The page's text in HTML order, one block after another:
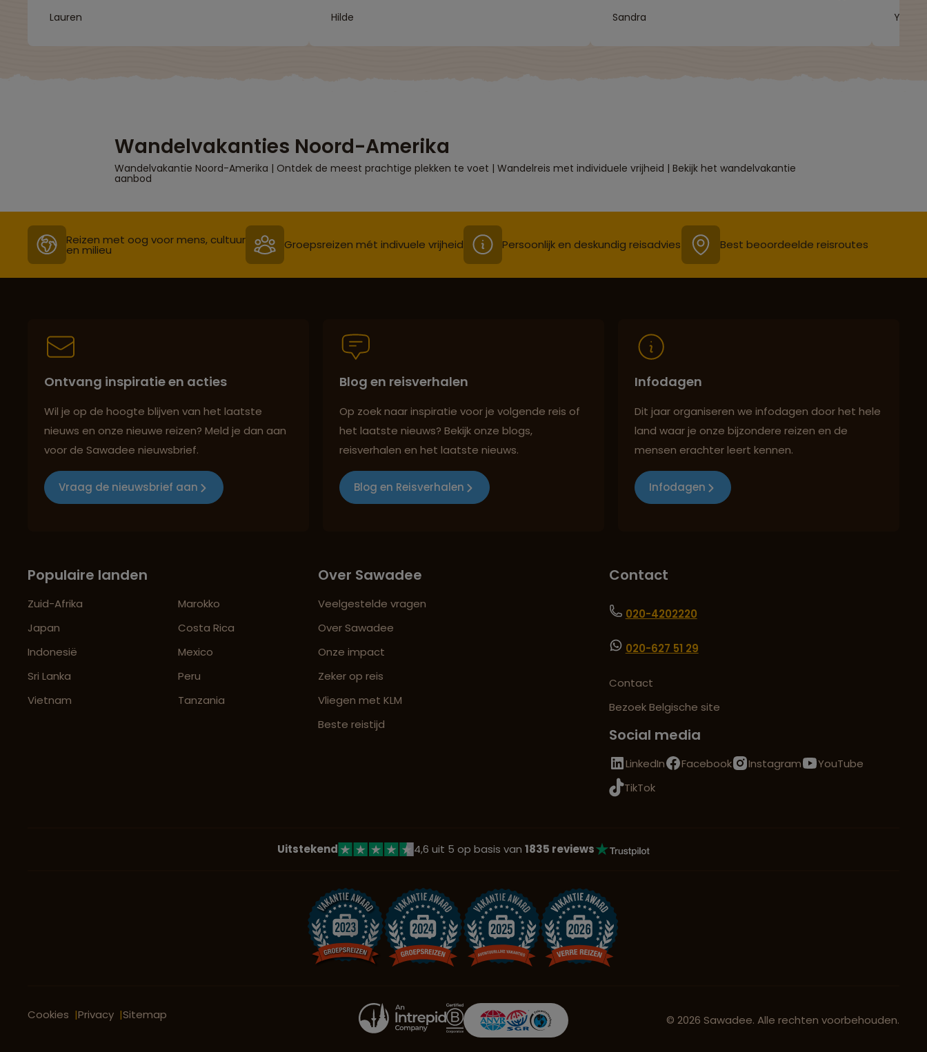
Lauren Hilde
(tuinen, straatjes, haven, eten en drinken)."
Sandra
Wandelvakanties Noord-Amerika
Wandelvakantie Noord-Amerika | Ontdek de meest prachtige plekken te voet | Wandelreis met individuele vrijheid | Bekijk het wandelvakantie
aanbod
Reizen met oog voor mens, cultuur
en milieu Groepsreizen mét indivuele vrijheid Persoonlijk en deskundig reisadvies Best beoordeelde reisroutes
Ontvang inspiratie en acties
Wil je op de hoogte blijven van het laatste
nieuws en onze nieuwe reizen? Meld je dan aan
voor de Sawadee nieuwsbrief.
Vraag de nieuwsbrief aan
Blog en reisverhalen
Op zoek naar inspiratie voor je volgende reis of
het laatste nieuws? Bekijk onze blogs,
reisverhalen en het laatste nieuws.
Blog en Reisverhalen
Infodagen
Dit jaar organiseren we infodagen door het hele
land waar je onze bijzondere reizen en de
mensen erachter leert kennen.
Infodagen
Populaire landen
Zuid-Afrika
Japan
Indonesië
Sri Lanka
Vietnam
Marokko
Costa Rica
Mexico
Peru
Tanzania
Over Sawadee
Veelgestelde vragen
Over Sawadee
Onze impact
Zeker op reis
Vliegen met KLM
Beste reistijd
Contact
020-4202220
020-627 51 29
Contact
Bezoek Belgische site
Social media
LinkedIn Facebook Instagram
YouTube
TikTok
Uitstekend 4,6 uit 5 op basis van 1835 reviews
Cookies Privacy Sitemap © 2026 Sawadee. Alle rechten voorbehouden.